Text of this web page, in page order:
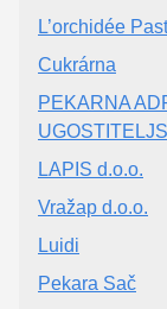
L’orchidée
Cukrárna
PEKARNA
LAPIS d.o.o.
Vražap d.o.o.
Luidi
Pekara Sač